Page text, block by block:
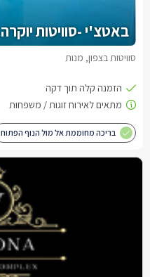
באטצ'י -סוויטות יוקרה
סוויטות בצפון, מנות
בריכה מחוממת אל מול הנוף הפתוח